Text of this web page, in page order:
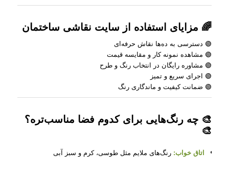
🌈 مزایای استفاده از سایت نقاشی ساختمان
🟢 دسترسی به ده‌ها نقاش حرفه‌ای
🟢 مشاهده نمونه کار و مقایسه قیمت
🟢 مشاوره رایگان در انتخاب رنگ و طرح
🟢 اجرای سریع و تمیز
🟢 ضمانت کیفیت و ماندگاری رنگ
🎨 چه رنگ‌هایی برای کدوم فضا مناسب‌تره؟
🎨
اتاق خواب: رنگ‌های ملایم مثل طوسی، کرم و سبز آبی